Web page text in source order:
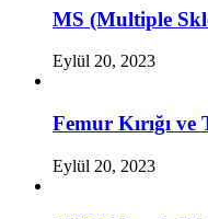
MS (Multiple
Eylül 20, 2023
Femur Kırığı ve
Eylül 20, 2023